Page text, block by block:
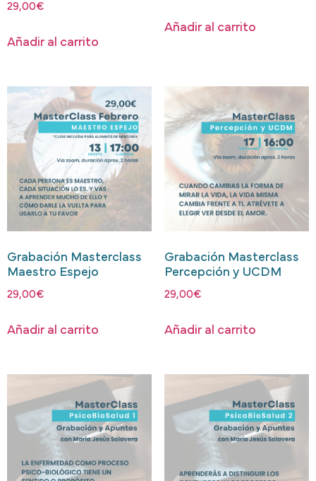
29,00€
Añadir al carrito
Añadir al carrito
Grabación Masterclass
Maestro Espejo
29,00€
Añadir al carrito
Grabación Masterclass
Percepción y UCDM
29,00€
Añadir al carrito